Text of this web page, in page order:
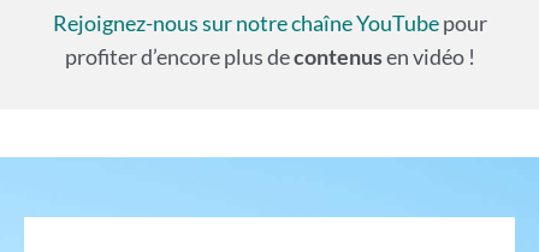
Rejoignez-nous sur notre chaîne YouTubepour
profiter d’encore plus decontenusen vidéo !